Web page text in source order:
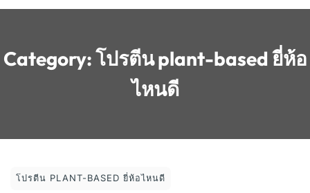
Category:โปรตีน plant-based ยี่ห้อ
ไหนดี
โปรตีน PLANT-BASED ยี่ห้อไหนดี